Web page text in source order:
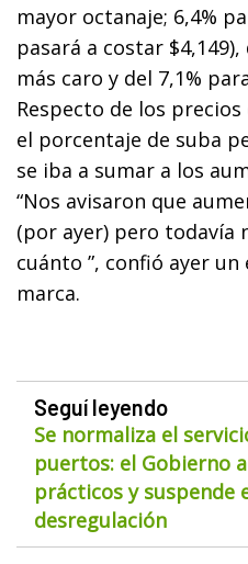
mayor octanaje; 6,4%
pasará a costar
más caro y del 7,1%
Respecto de los
el porcentaje de suba
se iba a sumar a los
“Nos avisaron que
(por ayer) pero todavía
cuánto ”, confió ayer
marca.
Seguí leyendo
Se normaliza el
puertos: el Gobierno
prácticos y suspende
desregulación